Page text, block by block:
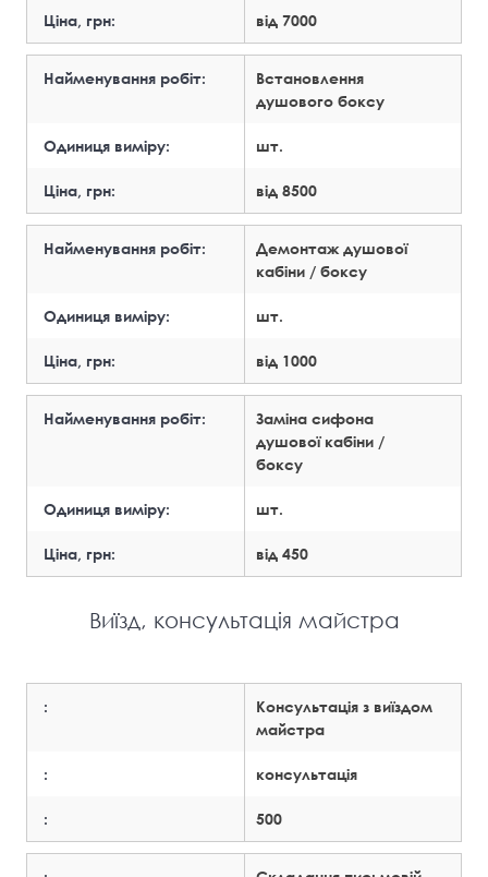
Ціна, грн: від 7000
Найменування робіт:
Встановлення
душового боксу
Одиниця виміру: шт.
Ціна, грн: від 8500
Найменування робіт:
Демонтаж душової
кабіни / боксу
Одиниця виміру: шт.
Ціна, грн: від 1000
Найменування робіт:
Заміна сифона
душової кабіни /
боксу
Одиниця виміру: шт.
Ціна, грн: від 450
Виїзд, консультація майстра
:
Консультація з виїздом
майстра
: консультація
: 500